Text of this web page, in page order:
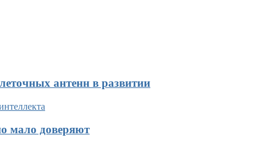
антенн в развитии
мало доверяют